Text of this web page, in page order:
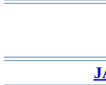
-
-